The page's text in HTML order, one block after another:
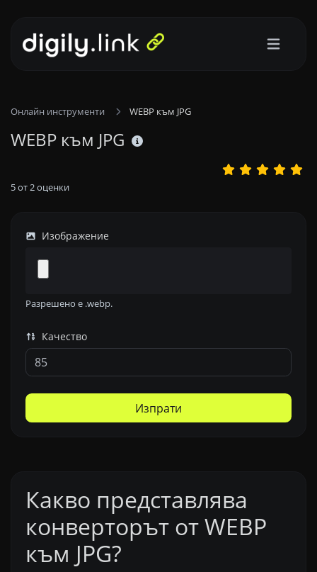
Онлайн инструменти WEBP към JPG
WEBP към JPG
5от2оценки
Изображение
Разрешено е .webp.
Качество
Изпрати
Какво представлява
конверторът от WEBP
към JPG?